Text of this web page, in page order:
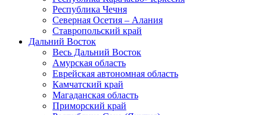
Республика Чечня
Северная Осетия – Алания
Ставропольский край
Дальний Восток
Весь Дальний Восток
Амурская область
Еврейская автономная область
Камчатский край
Магаданская область
Приморский край